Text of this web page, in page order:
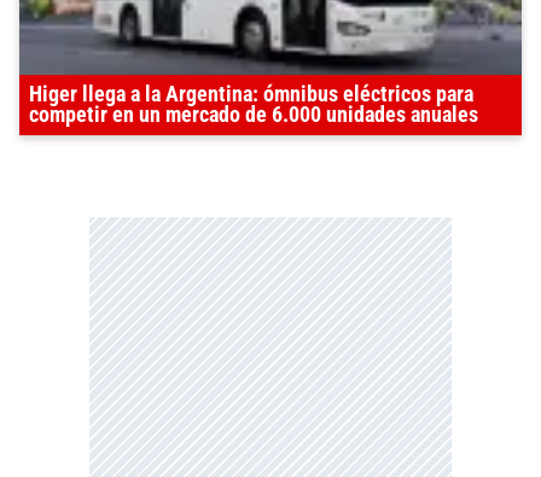
Higer llega a la Argentina: ómnibus eléctricos para
competir en un mercado de 6.000 unidades anuales